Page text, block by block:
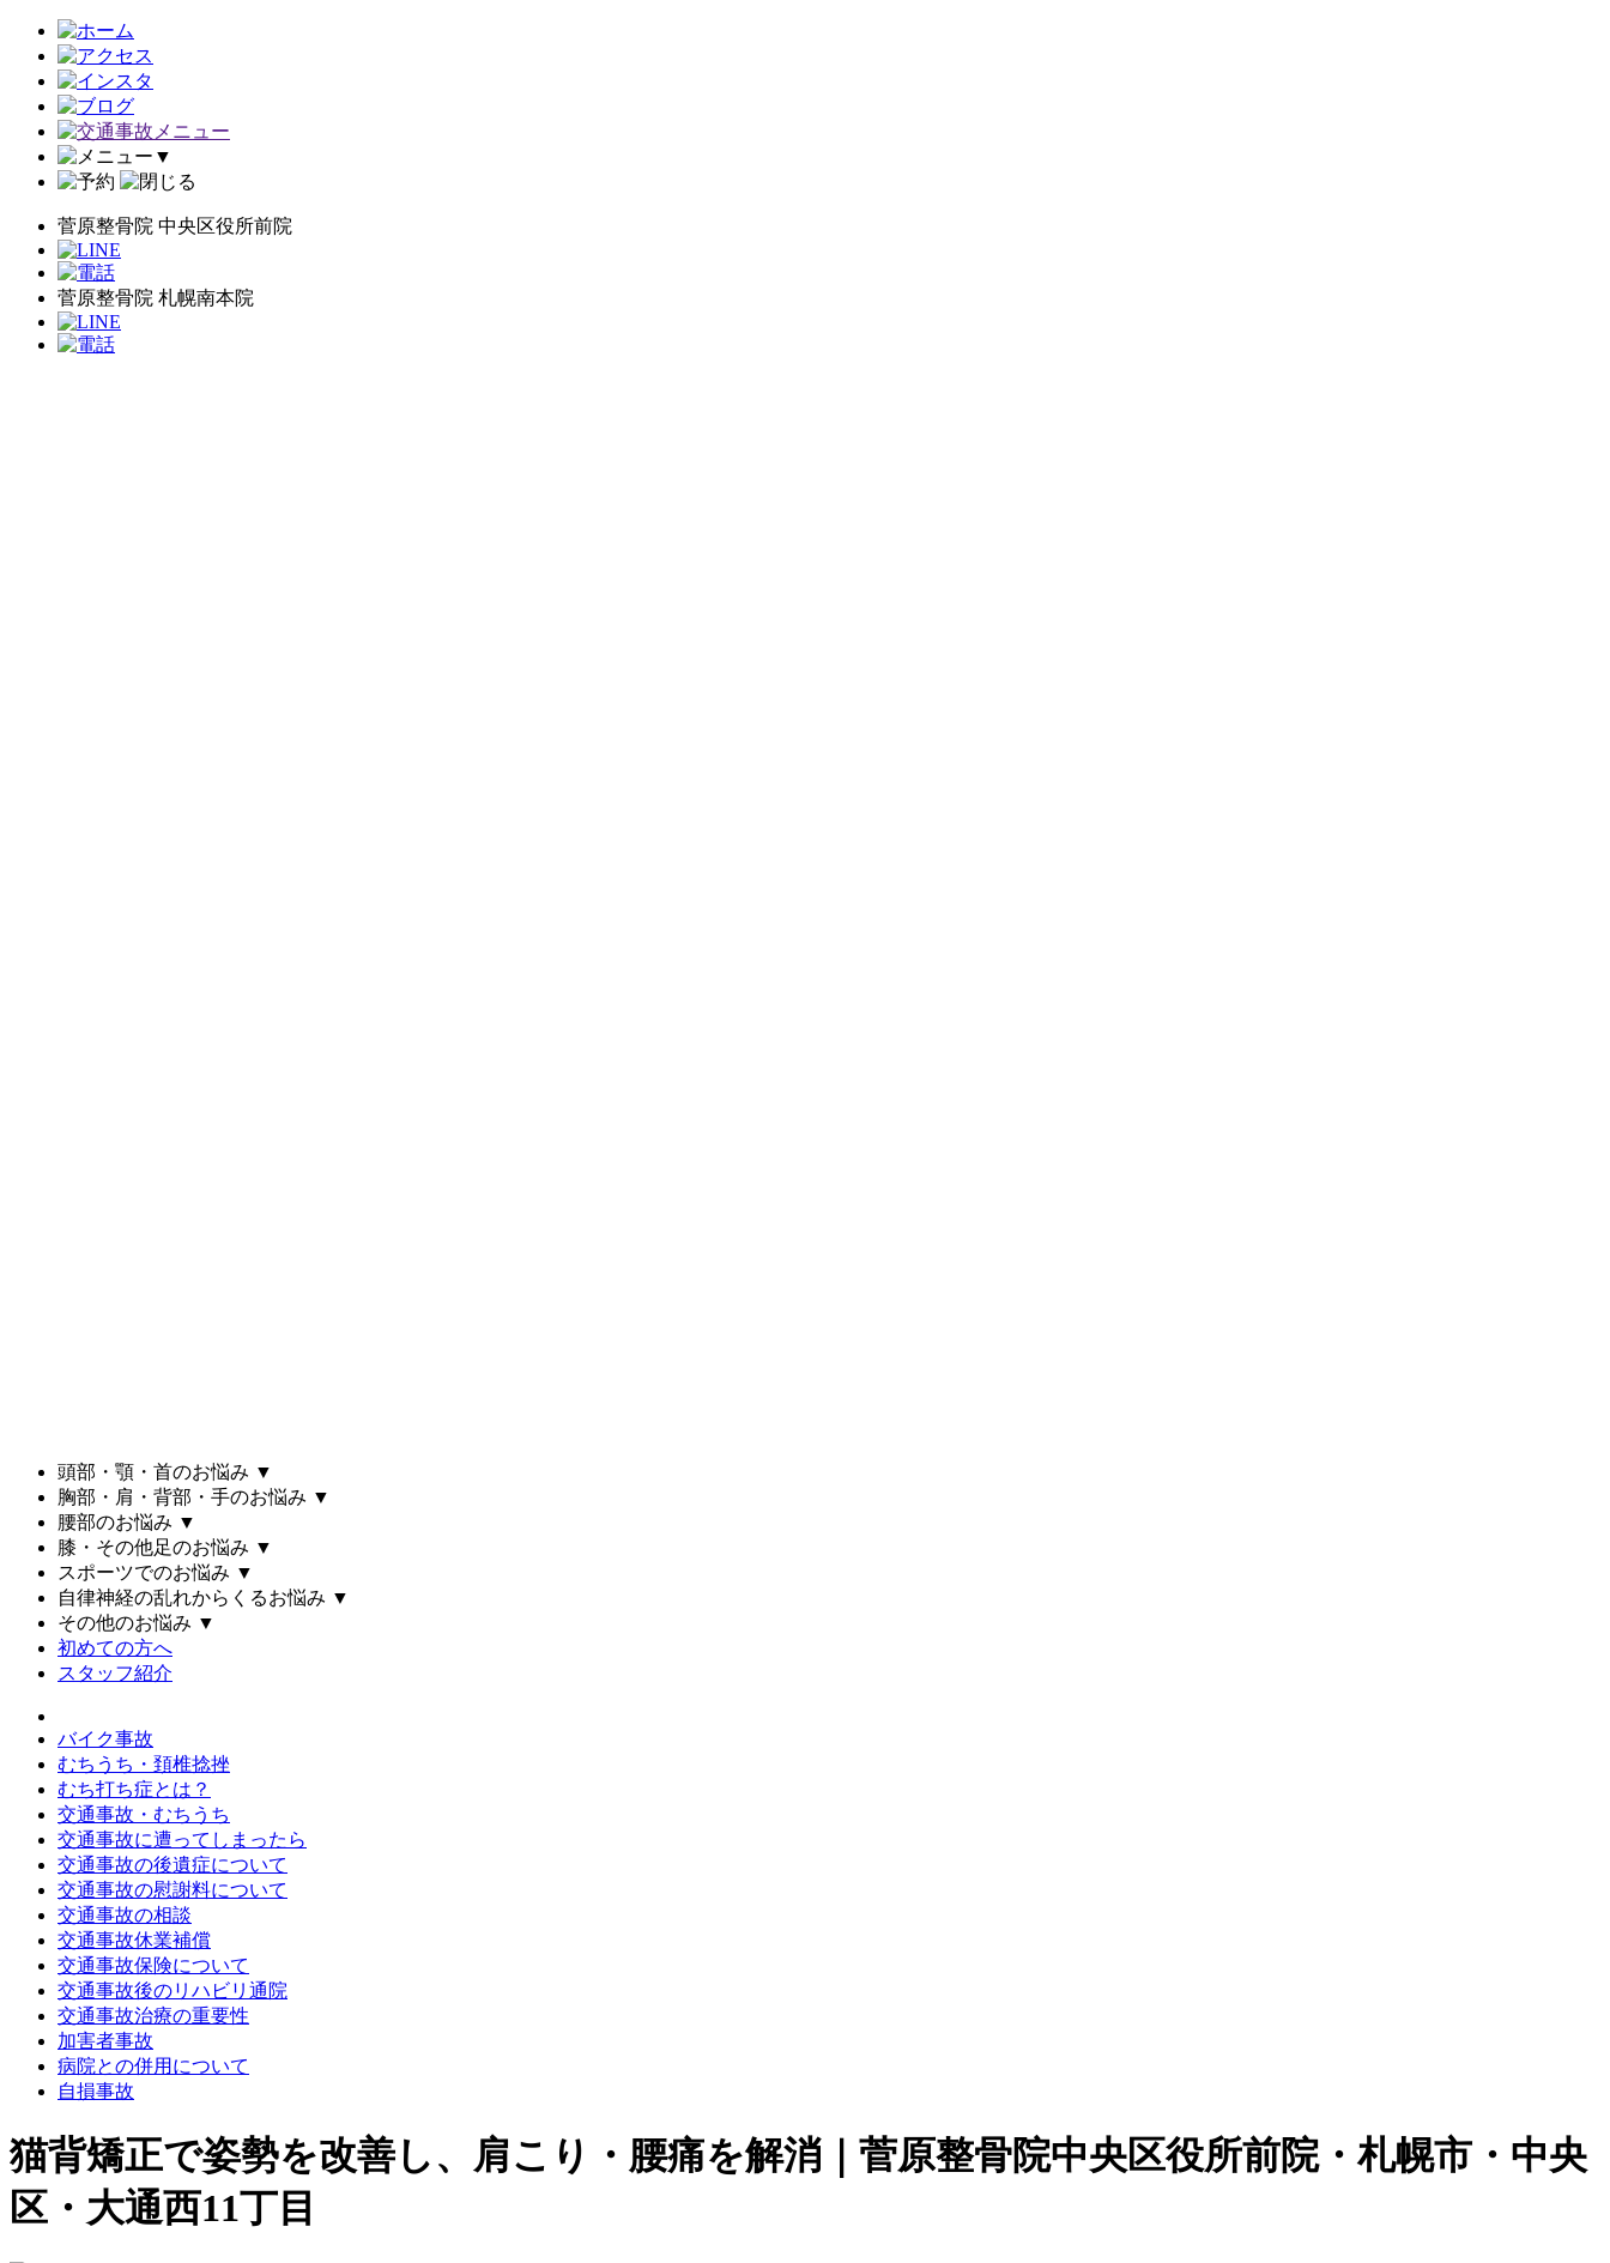
▼
菅原整骨院 中央区役所前院
菅原整骨院 札幌南本院
頭部・顎・首のお悩み ▼
胸部・肩・背部・手のお悩み ▼
腰部のお悩み ▼
膝・その他足のお悩み ▼
スポーツでのお悩み ▼
自律神経の乱れからくるお悩み ▼
その他のお悩み ▼
初めての方へ
スタッフ紹介
バイク事故
むちうち・頚椎捻挫
むち打ち症とは？
交通事故・むちうち
交通事故に遭ってしまったら
交通事故の後遺症について
交通事故の慰謝料について
交通事故の相談
交通事故休業補償
交通事故保険について
交通事故後のリハビリ通院
交通事故治療の重要性
加害者事故
病院との併用について
自損事故
猫背矯正で姿勢を改善し、肩こり・腰痛を解消｜菅原整骨院中央区役所前院・札幌市・中央
区・大通西11丁目